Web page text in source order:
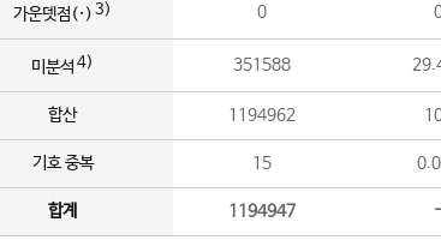
가운뎃점(·) 3) 0
미분석 4) 351588
합산 1194962
기호 중복 15
합계 1194947